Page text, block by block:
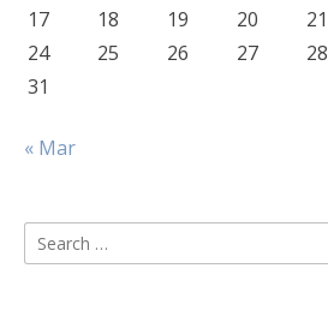
17
18 19 20 21
24
25 26 27 28
31
« Mar
Search
for: